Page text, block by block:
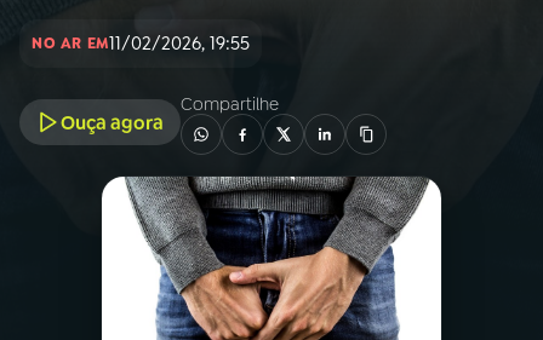
PROGRAMAÇÃO
PROGRAMAS
PODCASTS
NO AR EM11/02/2026, 19:55
Ouça agora
Compartilhe